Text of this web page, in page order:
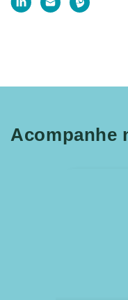
Acompanhe